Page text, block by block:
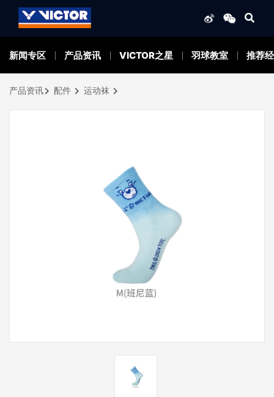
新闻专区 产品资讯 VICTOR之星 羽球教室 推荐
产品资讯 配件 运动袜